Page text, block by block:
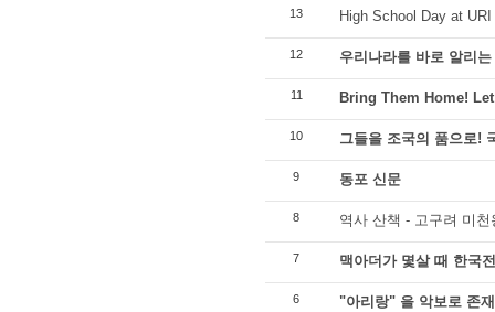
13 High School Day at
12 우리나라를 바로 알리
11 Bring Them Home!
10 그들을 조국의 품으로!
9 동포 신문
8 역사 산책 - 고구려 미
7 맥아더가 몇살 때 한국
6 "아리랑" 을 악보로 존